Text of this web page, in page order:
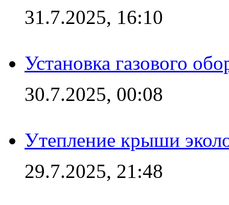
31.7.2025, 16:10
Установка газового
30.7.2025, 00:08
Утепление крыши
29.7.2025, 21:48